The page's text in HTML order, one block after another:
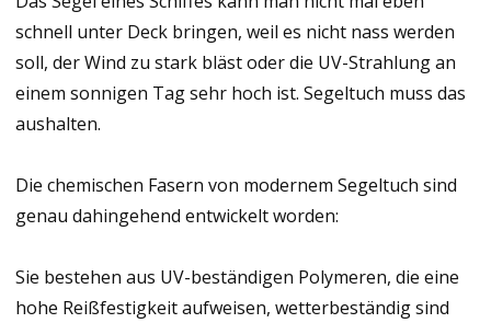
schnell unter Deck bringen, weil es nicht nass werden
soll, der Wind zu stark bläst oder die UV-Strahlung an
einem sonnigen Tag sehr hoch ist. Segeltuch muss das
aushalten.
Die chemischen Fasern von modernem Segeltuch sind
genau dahingehend entwickelt worden:
Sie bestehen aus UV-beständigen Polymeren, die eine
hohe Reißfestigkeit aufweisen, wetterbeständig sind